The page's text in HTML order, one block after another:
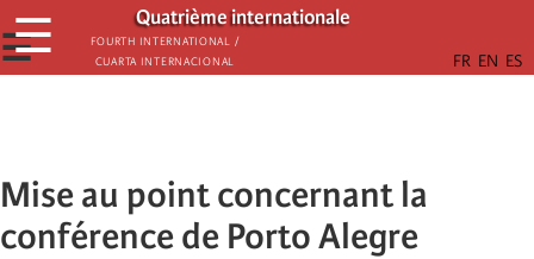
Skip
to
main
Quatrième internationale
Fourth International /
Cuarta Internacional
☰
☰
Mise au point concernant la
conférence de Porto Alegre